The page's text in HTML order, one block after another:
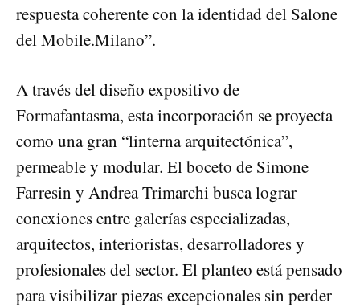
respuesta coherente con la identidad del Salone
del Mobile.Milano”.
A través del diseño expositivo de
Formafantasma, esta incorporación se proyecta
como una gran “linterna arquitectónica”,
permeable y modular. El boceto de Simone
Farresin y Andrea Trimarchi busca lograr
conexiones entre galerías especializadas,
arquitectos, interioristas, desarrolladores y
profesionales del sector. El planteo está pensado
para visibilizar piezas excepcionales sin perder